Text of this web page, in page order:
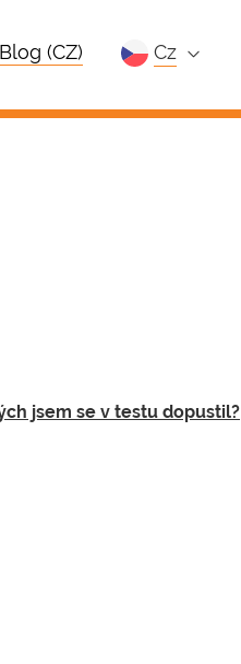
Blog (CZ) cz
jsem se v testu dopustil?